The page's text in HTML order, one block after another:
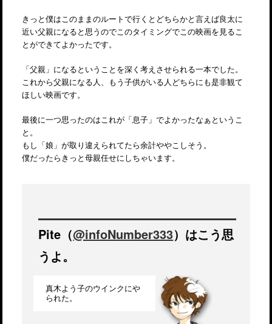
きっと僕はこのままのルートで行くとどちらかと言えば良太に
近い父親になると思うのでこのタイミングでこの映画を見るこ
とができてよかったです。
「父親」になるということを深く考えさせられる一本でした。
これから父親になる人、もう子供がいる人どちらにも是非観て
ほしい映画です。
最後に一つ思ったのはこれが「息子」でよかったなぁというこ
と。
もし「娘」が取り違えられてたら余計ややこしそう。
僕だったらきっと母親任せにしちゃいます。
Pite（@infoNumber333）はこう思
うよ。
真木よう子のウインクにや
られた。